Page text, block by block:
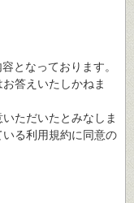
となっております。
答えいたしかねま
ただいたとみなしま
る利用規約に同意の